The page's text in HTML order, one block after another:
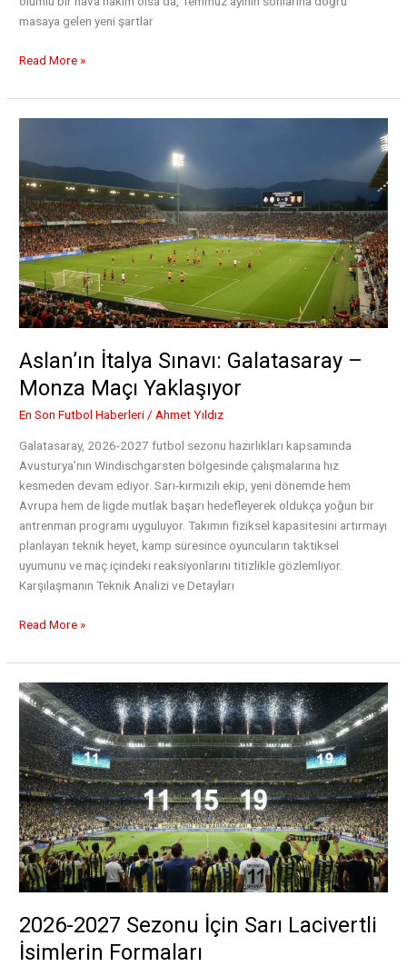
masaya gelen yeni şartlar
Kartal’ın
Planı
Neden
İşte
O
Finansal
Engel
Read More »
Aslan’ın İtalya Sınavı: Galatasaray –
Monza Maçı Yaklaşıyor
En Son Futbol Haberleri / Ahmet Yıldız
Galatasaray, 2026-2027 futbol sezonu hazırlıkları kapsamında
Avusturya’nın Windischgarsten bölgesinde çalışmalarına hız
kesmeden devam ediyor. Sarı-kırmızılı ekip, yeni dönemde hem
Avrupa hem de ligde mutlak başarı hedefleyerek oldukça yoğun bir
antrenman programı uyguluyor. Takımın fiziksel kapasitesini artırmayı
planlayan teknik heyet, kamp süresince oyuncuların taktiksel
uyumunu ve maç içindeki reaksiyonlarını titizlikle gözlemliyor.
Karşılaşmanın Teknik Analizi ve Detayları
Aslan’ın
Sınavı:
Galatasaray
–
Monza
Maçı
Yaklaşıyor
Read More »
2026-2027 Sezonu İçin Sarı Lacivertli
İsimlerin Formaları